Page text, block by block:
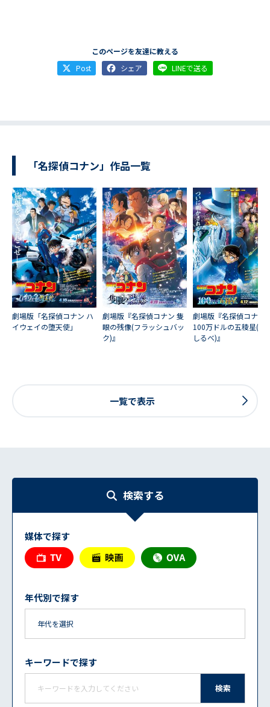
このページを友達に教える
Post
シェア LINEで送る
「名探偵コナン」作品一覧
劇場版「名探偵コナン ハ
イウェイの堕天使」
劇場版『名探偵コナン 隻
眼の残像(フラッシュバッ
ク)』
劇場版『名探偵コナン
100万ドルの五稜星(み
しるべ)』
一覧で表示
検索する
媒体で探す
年代別で探す
キーワードで探す
検索